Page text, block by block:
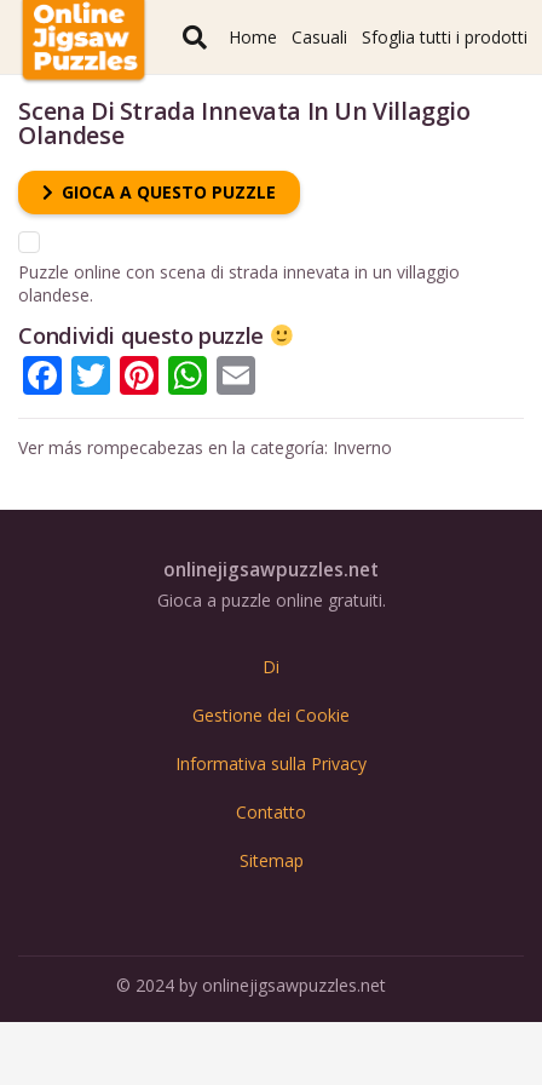
Home Casuali Sfoglia tutti i prodotti
Scena Di Strada Innevata In Un Villaggio
Olandese
GIOCA A QUESTO PUZZLE
Puzzle online con scena di strada innevata in un villaggio
olandese.
Condividi questo puzzle
Facebook
Twitter
Pinterest
WhatsApp
Ver más rompecabezas en la categoría: Inverno
onlinejigsawpuzzles.net
Gioca a puzzle online gratuiti.
Di
Gestione dei Cookie
Informativa sulla Privacy
Contatto
Sitemap
© 2024 by onlinejigsawpuzzles.net